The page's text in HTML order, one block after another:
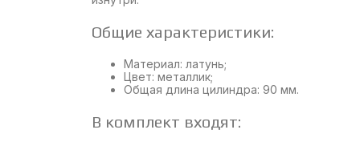
Общие характеристики:
Материал: латунь;
Цвет: металлик;
Общая длина цилиндра: 90 мм.
В комплект входят: